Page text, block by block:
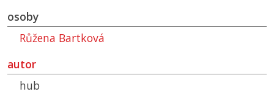
osoby
Růžena Bartková
autor
hub